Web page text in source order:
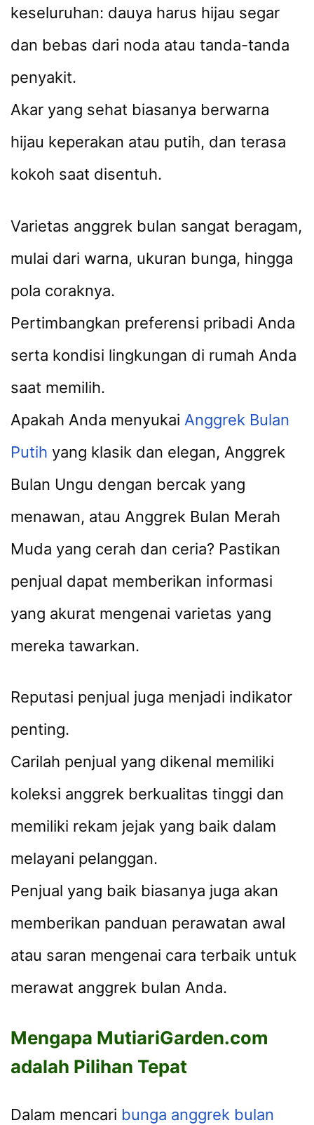
keseluruhan: dauya harus hijau segar
dan bebas dari noda atau tanda-tanda
penyakit.
Akar yang sehat biasanya berwarna
hijau keperakan atau putih, dan terasa
kokoh saat disentuh.
Varietas anggrek bulan sangat beragam,
mulai dari warna, ukuran bunga, hingga
pola coraknya.
Pertimbangkan preferensi pribadi Anda
serta kondisi lingkungan di rumah Anda
saat memilih.
Apakah Anda menyukai Anggrek Bulan
Putih yang klasik dan elegan, Anggrek
Bulan Ungu dengan bercak yang
menawan, atau Anggrek Bulan Merah
Muda yang cerah dan ceria? Pastikan
penjual dapat memberikan informasi
yang akurat mengenai varietas yang
mereka tawarkan.
Reputasi penjual juga menjadi indikator
penting.
Carilah penjual yang dikenal memiliki
koleksi anggrek berkualitas tinggi dan
memiliki rekam jejak yang baik dalam
melayani pelanggan.
Penjual yang baik biasanya juga akan
memberikan panduan perawatan awal
atau saran mengenai cara terbaik untuk
merawat anggrek bulan Anda.
Mengapa MutiariGarden.com
adalah Pilihan Tepat
Dalam mencari bunga anggrek bulan